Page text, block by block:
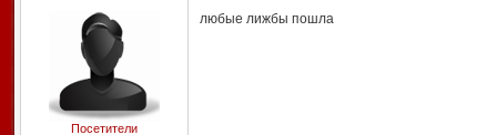
Посетители
любые лижбы пошла